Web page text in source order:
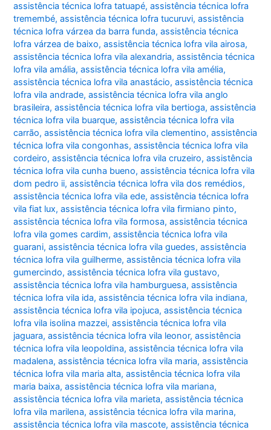
assistência técnica lofra tatuapé,assistência técnica lofra
tremembé,assistência técnica lofra tucuruvi,assistência
técnica lofra várzea da barra funda,assistência técnica
lofra várzea de baixo,assistência técnica lofra vila airosa,
assistência técnica lofra vila alexandria,assistência técnica
lofra vila amália,assistência técnica lofra vila amélia,
assistência técnica lofra vila anastácio,assistência técnica
lofra vila andrade,assistência técnica lofra vila anglo
brasileira,assistência técnica lofra vila bertioga,assistência
técnica lofra vila buarque,assistência técnica lofra vila
carrão,assistência técnica lofra vila clementino,assistência
técnica lofra vila congonhas,assistência técnica lofra vila
cordeiro,assistência técnica lofra vila cruzeiro,assistência
técnica lofra vila cunha bueno,assistência técnica lofra vila
dom pedro ii,assistência técnica lofra vila dos remédios,
assistência técnica lofra vila ede,assistência técnica lofra
vila fiat lux,assistência técnica lofra vila firmiano pinto,
assistência técnica lofra vila formosa,assistência técnica
lofra vila gomes cardim,assistência técnica lofra vila
guarani,assistência técnica lofra vila guedes,assistência
técnica lofra vila guilherme,assistência técnica lofra vila
gumercindo,assistência técnica lofra vila gustavo,
assistência técnica lofra vila hamburguesa,assistência
técnica lofra vila ida,assistência técnica lofra vila indiana,
assistência técnica lofra vila ipojuca,assistência técnica
lofra vila isolina mazzei,assistência técnica lofra vila
jaguara,assistência técnica lofra vila leonor,assistência
técnica lofra vila leopoldina,assistência técnica lofra vila
madalena,assistência técnica lofra vila maria,assistência
técnica lofra vila maria alta,assistência técnica lofra vila
maria baixa,assistência técnica lofra vila mariana,
assistência técnica lofra vila marieta,assistência técnica
lofra vila marilena,assistência técnica lofra vila marina,
assistência técnica lofra vila mascote,assistência técnica